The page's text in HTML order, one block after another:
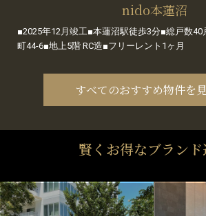
nido本蓮沼
■2025年12月竣工■本蓮沼駅徒歩3分■総戸数
町44-6■地上5階 RC造■フリーレント1ヶ月
すべてのおすすめ物件を
賢くお得なブラン